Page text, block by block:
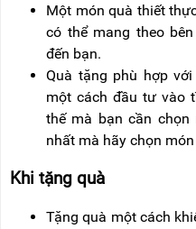
Một món quà thiết
có thể mang theo
đến bạn.
Quà tặng phù hợp
một cách đầu tư vào
thế mà bạn cần
nhất mà hãy chọn
Khi tặng quà
Tặng quà một cách